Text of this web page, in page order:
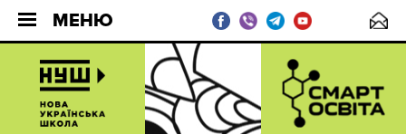
МЕНЮ